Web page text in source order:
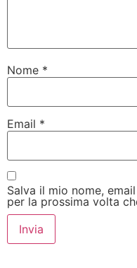
Nome *
Email *
Salva il mio nome,
per la prossima volta